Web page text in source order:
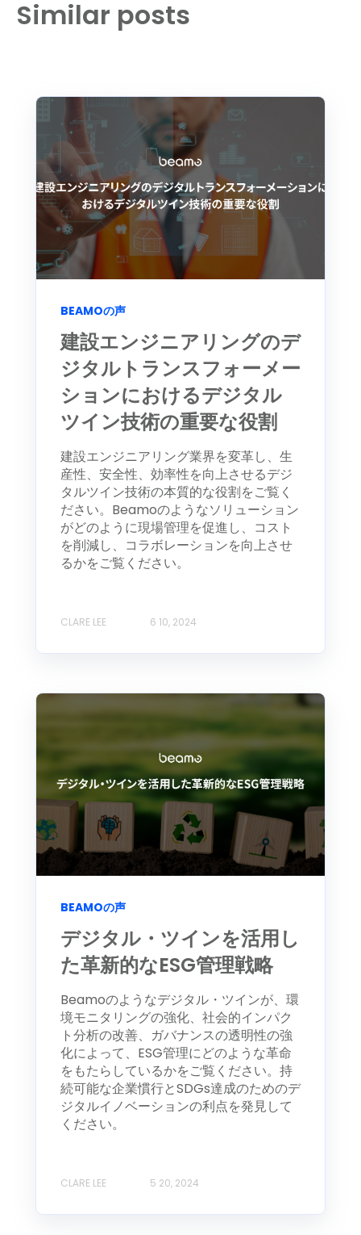
Similar posts
BEAMOの声
建設エンジニアリングのデ
ジタルトランスフォーメー
ションにおけるデジタル
ツイン技術の重要な役割
建設エンジニアリング業界を変革し、生
産性、安全性、効率性を向上させるデジ
タルツイン技術の本質的な役割をご覧く
ださい。Beamoのようなソリューション
がどのように現場管理を促進し、コスト
を削減し、コラボレーションを向上させ
るかをご覧ください。
CLARE LEE 6 10, 2024
BEAMOの声
デジタル・ツインを活用し
た革新的なESG管理戦略
Beamoのようなデジタル・ツインが、環
境モニタリングの強化、社会的インパク
ト分析の改善、ガバナンスの透明性の強
化によって、ESG管理にどのような革命
をもたらしているかをご覧ください。持
続可能な企業慣行とSDGs達成のためのデ
ジタルイノベーションの利点を発見して
ください。
CLARE LEE 5 20, 2024